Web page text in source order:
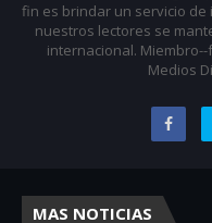
fin es brindar un servicio
nuestros lectores se
internacional.
Medios
MAS NOTICIAS